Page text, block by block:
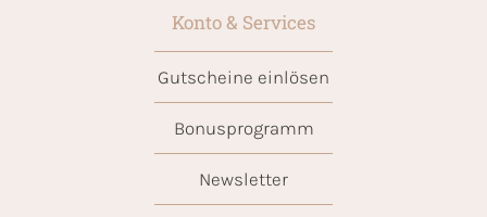
Konto & Services
Gutscheine einlösen
Bonusprogramm
Newsletter